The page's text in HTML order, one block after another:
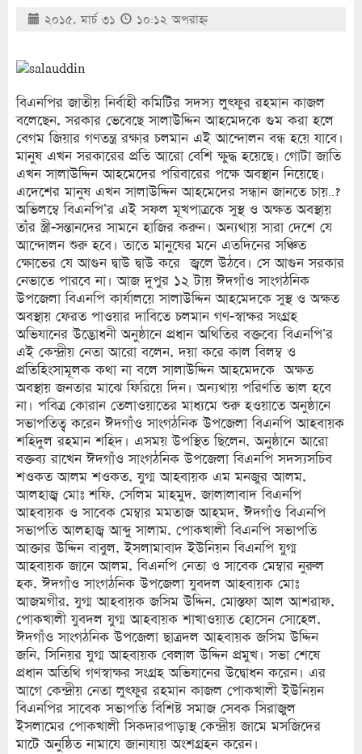
২০১৫, মার্চ ৩১ ১০:১২ অপরাহ্ণ
বিএনপির জাতীয় নির্বাহী কমিটির সদস্য লুৎফুর রহমান কাজল
বলেছেন, সরকার ভেবেছে সালাউদ্দিন আহমেদকে গুম করা হলে
বেগম জিয়ার গণতন্ত্র রক্ষার চলমান এই আন্দোলন বন্ধ হয়ে যাবে।
মানুষ এখন সরকারের প্রতি আরো বেশি ক্ষুদ্ধ হয়েছে। গোটা জাতি
এখন সালাউদ্দিন আহমেদের পরিবারের পক্ষে অবস্থান নিয়েছে।
এদেশের মানুষ এখন সালাউদ্দিন আহমেদের সন্ধান জানতে চায়..?
অভিলম্বে বিএনপি’র এই সফল মূখপাত্রকে সুস্থ ও অক্ষত অবস্থায়
তাঁর স্ত্রী-সন্তানদের সামনে হাজির করুন। অন্যথায় সারা দেশে যে
আন্দোলন শুরু হবে। তাতে মানুষের মনে এতদিনের সঞ্চিত
ক্ষোভের যে আগুন দ্বাউ দ্বাউ করে জ্বলে উঠবে। সে আগুন সরকার
নেভাতে পারবে না। আজ দুপুর ১২ টায় ঈদগাঁও সাংগঠনিক
উপজেলা বিএনপি কার্যালয়ে সালাউদ্দিন আহমেদকে সুস্থ ও অক্ষত
অবস্থায় ফেরত পাওয়ার দাবিতে চলমান গণ-স্বাক্ষর সংগ্রহ
অভিযানের উদ্ভোধনী অনুষ্ঠানে প্রধান অথিতির বক্তব্যে বিএনপি’র
এই কেন্দ্রীয় নেতা আরো বলেন, দয়া করে কাল বিলম্ব ও
প্রতিহিংসামূলক কথা না বলে সালাউদ্দিন আহমেদকে অক্ষত
অবস্থায় জনতার মাঝে ফিরিয়ে দিন। অন্যথায় পরিণতি ভাল হবে
না। পবিত্র কোরান তেলাওয়াতের মাধ্যমে শুরু হওয়াতে অনুষ্ঠানে
সভাপতিত্ব করেন ঈদগাঁও সাংগঠনিক উপজেলা বিএনপি আহবায়ক
শহিদুল রহমান শহিদ। এসময় উপস্থিত ছিলেন, অনুষ্ঠানে আরো
বক্তব্য রাখেন ঈদগাঁও সাংগঠনিক উপজেলা বিএনপি সদস্যসচিব
শওকত আলম শওকত, যুগ্ম আহবায়ক এম মনজুর আলম,
আলহাজ্ব মোঃ শফি, সেলিম মাহমুদ, জালালাবাদ বিএনপি
আহবায়ক ও সাবেক মেম্বার মমতাজ আহমদ, ঈদগাঁও বিএনপি
সভাপতি আলহাজ্ব আব্দু সালাম, পোকখালী বিএনপি সভাপতি
আক্তার উদ্দিন বাবুল, ইসলামাবাদ ইউনিয়ন বিএনপি যুগ্ম
আহবায়ক জানে আলম, বিএনপি নেতা ও সাবেক মেম্বার নুরুল
হক, ঈদগাঁও সাংগঠনিক উপজেলা যুবদল আহবায়ক মোঃ
আজমগীর, যুগ্ম আহবায়ক জসিম উদ্দিন, মোস্তফা আল আশরাফ,
পোকখালী যুবদল যুগ্ম আহবায়ক শাখাওয়াত হোসেন সোহেল,
ঈদগাঁও সাংগঠনিক উপজেলা ছাত্রদল আহবায়ক জসিম উদ্দিন
জনি, সিনিয়র যুগ্ম আহবায়ক বেলাল উদ্দিন প্রমুখ। সভা শেষে
প্রধান অতিথি গণস্বাক্ষর সংগ্রহ অভিযানের উদ্বোধন করেন। এর
আগে কেন্দ্রীয় নেতা লুৎফুর রহমান কাজল পোকখালী ইউনিয়ন
বিএনপির সাবেক সভাপতি বিশিষ্ট সমাজ সেবক সিরাজুল
ইসলামের পোকখালী সিকদারপাড়াস্থ কেন্দ্রীয় জামে মসজিদের
মাটে অনুষ্ঠিত নামাযে জানাযায় অংশগ্রহন করেন।